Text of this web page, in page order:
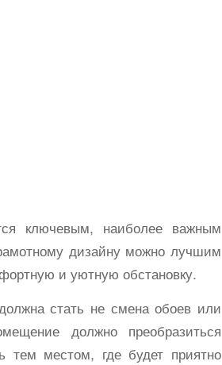
ключевым, наиболее важным
дизайну можно лучшим
и уютную обстановку.
стать не смена обоев или
должно преобразиться
тем местом, где будет приятно